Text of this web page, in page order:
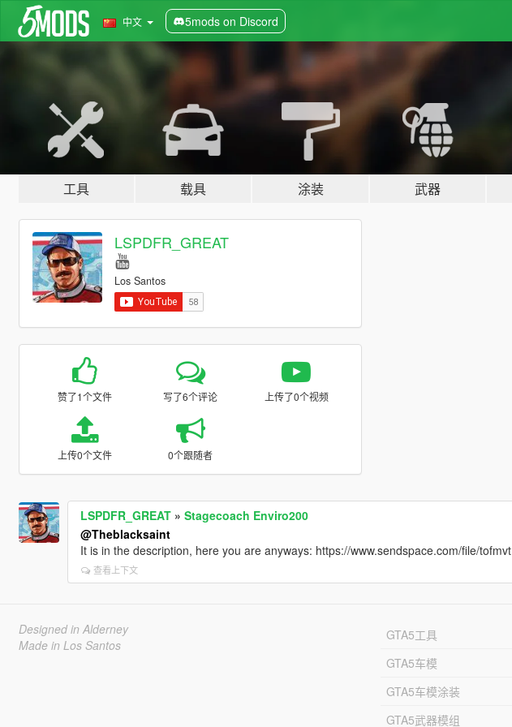
中文 5mods on Discord
工具 载具 涂装 武器
LSPDFR_GREAT
Los Santos
赞了1个文件 写了6个评论 上传了0个视频
上传0个文件 0个跟随者
LSPDFR_GREAT» Stagecoach Enviro200
@Theblacksaint
It is in the description, here you are anyways: https://www.sendspace.com/file/tofmvt
查看上下文
Designed in Alderney
Made in Los Santos
GTA5工具
GTA5车模
GTA5车模涂装
GTA5武器模组